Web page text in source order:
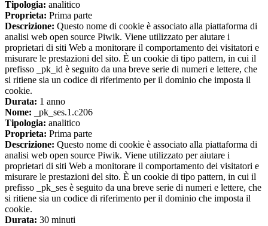
Tipologia: analitico
Proprieta: Prima parte
Descrizione: Questo nome di cookie è associato alla piattaforma di
analisi web open source Piwik. Viene utilizzato per aiutare i
proprietari di siti Web a monitorare il comportamento dei visitatori e
misurare le prestazioni del sito. È un cookie di tipo pattern, in cui il
prefisso _pk_id è seguito da una breve serie di numeri e lettere, che
si ritiene sia un codice di riferimento per il dominio che imposta il
cookie.
Durata: 1 anno
Nome: _pk_ses.1.c206
Tipologia: analitico
Proprieta: Prima parte
Descrizione: Questo nome di cookie è associato alla piattaforma di
analisi web open source Piwik. Viene utilizzato per aiutare i
proprietari di siti Web a monitorare il comportamento dei visitatori e
misurare le prestazioni del sito. È un cookie di tipo pattern, in cui il
prefisso _pk_ses è seguito da una breve serie di numeri e lettere, che
si ritiene sia un codice di riferimento per il dominio che imposta il
cookie.
Durata: 30 minuti